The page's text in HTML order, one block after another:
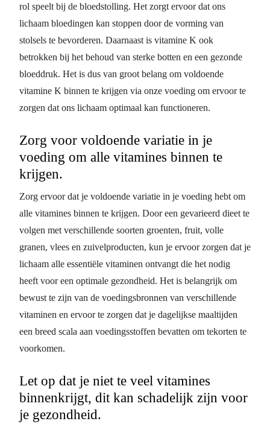
rol speelt bij de bloedstolling. Het zorgt ervoor dat ons
lichaam bloedingen kan stoppen door de vorming van
stolsels te bevorderen. Daarnaast is vitamine K ook
betrokken bij het behoud van sterke botten en een gezonde
bloeddruk. Het is dus van groot belang om voldoende
vitamine K binnen te krijgen via onze voeding om ervoor te
zorgen dat ons lichaam optimaal kan functioneren.
Zorg voor voldoende variatie in je
voeding om alle vitamines binnen te
krijgen.
Zorg ervoor dat je voldoende variatie in je voeding hebt om
alle vitamines binnen te krijgen. Door een gevarieerd dieet te
volgen met verschillende soorten groenten, fruit, volle
granen, vlees en zuivelproducten, kun je ervoor zorgen dat je
lichaam alle essentiële vitaminen ontvangt die het nodig
heeft voor een optimale gezondheid. Het is belangrijk om
bewust te zijn van de voedingsbronnen van verschillende
vitaminen en ervoor te zorgen dat je dagelijkse maaltijden
een breed scala aan voedingsstoffen bevatten om tekorten te
voorkomen.
Let op dat je niet te veel vitamines
binnenkrijgt, dit kan schadelijk zijn voor
je gezondheid.